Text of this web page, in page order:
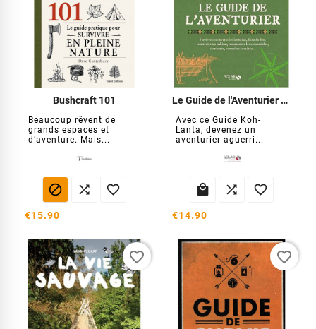
Bushcraft 101
Beaucoup rêvent de
grands espaces et
d’aventure. Mais...
  
€15.90
Le Guide de l'Aventurier Koh-Lanta
Avec ce Guide Koh-
Lanta, devenez un
aventurier aguerri...
  
€14.90
favorite_border favorite_border